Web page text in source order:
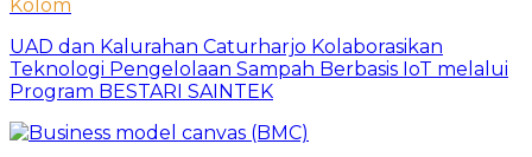
Kolom
UAD dan Kalurahan Caturharjo Kolaborasikan
Teknologi Pengelolaan Sampah Berbasis IoT melalui
Program BESTARI SAINTEK